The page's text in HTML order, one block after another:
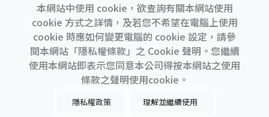
本網站中使用 cookie，欲查詢有關本網站使用
cookie 方式之詳情，及若您不希望在電腦上使用
cookie 時應如何變更電腦的 cookie 設定，請參
閱本網站「隱私權條款」之 Cookie 聲明。您繼續
使用本網站即表示您同意本公司得按本網站之使用
條款之聲明使用cookie。
隱私權政策 理解並繼續使用
上一間